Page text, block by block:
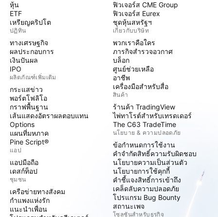
หุ้น
ETF
เหรียญคริปโต
ปฏิทิน
ทางเศรษฐกิจ
ผลประกอบการ
เงินปันผล
IPO
ผลิตภัณฑ์เพิ่มเติม
กระแสข่าว
พอร์ตโฟลิโอ
กราฟพื้นฐาน
เส้นแสดงอัตราผลตอบแทน
Options
แผนที่มหภาค
Pine Script®
แอป
แอปมือถือ
เดสก์ท็อป
ชุมชน
เครือข่ายทางสังคม
กำแพงแห่งรัก
แนะนำเพื่อน
ฟิวเจอร์ส CME Group
ฟิวเจอร์ส Eurex
ชุดหุ้นสหรัฐฯ
เกี่ยวกับบริษัท
พวกเราคือใคร
ภารกิจสำรวจอวกาศ
บล็อก
ศูนย์ช่วยเหลือ
อาชีพ
เครื่องมือสำหรับสื่อ
สินค้า
ร้านค้า TradingView
ไพ่ทาโรต์สำหรับเทรดเดอร์
The C63 TradeTime
นโยบาย & ความปลอดภัย
ข้อกำหนดการใช้งาน
คำจำกัดสิทธิ์ความรับผิดชอบ
นโยบายความเป็นส่วนตัว
นโยบายการใช้คุกกี้
คำชี้แจงสิทธิ์การเข้าถึง
เคล็ดลับความปลอดภัย
โปรแกรม Bug Bounty
สถานะเพจ
โซลูชันสำหรับธุรกิจ